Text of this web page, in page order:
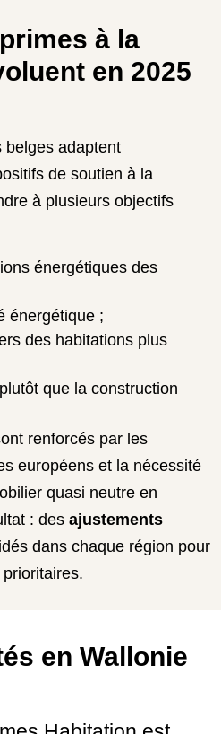
à la
en 2025
belges adaptent
de soutien à la
à plusieurs objectifs
énergétiques des
énergétique ;
des habitations plus
que la construction
renforcés par les
européens et la nécessité
quasi neutre en
: des ajustements
dans chaque région pour
en Wallonie